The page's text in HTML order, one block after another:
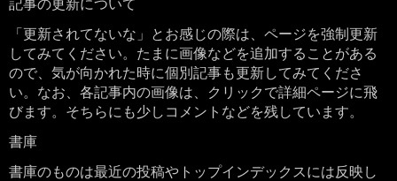
「更新されてないな」とお感じの際は、ページを強制更新
してみてください。たまに画像などを追加することがある
ので、気が向かれた時に個別記事も更新してみてくださ
い。なお、各記事内の画像は、クリックで詳細ページに飛
びます。そちらにも少しコメントなどを残しています。
書庫
書庫のものは最近の投稿やトップインデックスには反映し